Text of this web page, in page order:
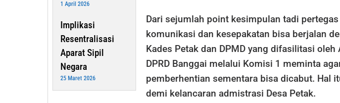
1 April 2026
Implikasi
Resentralisasi
Aparat Sipil
Negara
25 Maret 2026
Dari sejumlah point kesimpulan tadi
komunikasi dan kesepakatan bisa berjalan
Kades Petak dan DPMD yang difasilitasi oleh
DPRD Banggai melalui Komisi 1 meminta
pemberhentian sementara bisa dicabut. Hal
demi kelancaran admistrasi Desa Petak.